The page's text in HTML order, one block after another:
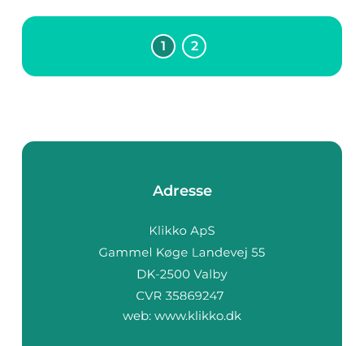
banebrydende
modeller. En af de
mest spændende og
1 2
Adresse
web: www.klikko.dk